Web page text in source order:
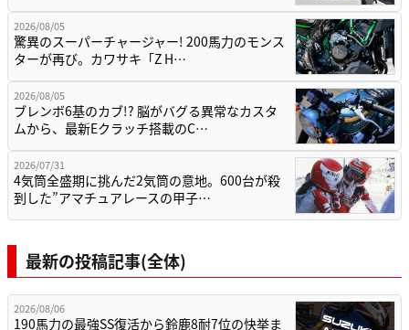
2026/08/05
驚異のスーパーチャージャー! 200馬力のモンス
ターが再び。カワサキ「Z H…
2026/08/05
ブレンボ6基のカブ!? 脳がバグる異常なカスタ
ムから、最新Eクラッチ搭載のC…
2026/07/31
4気筒全盛期に挑んだ2気筒の意地。600台が殺
到した”アマチュアレースの甲子…
最新の投稿記事(全体)
2026/08/06
190馬力の最強SS復活から鈴鹿8耐7位の快挙ま